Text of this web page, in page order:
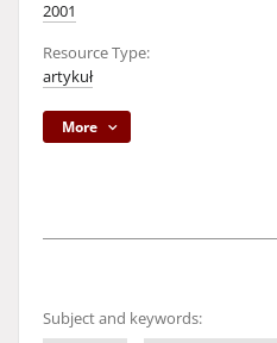
2001
Resource Type:
artykuł
More
Subject and keywords: